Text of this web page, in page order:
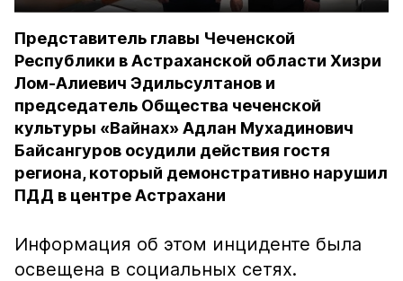
Представитель главы Чеченской
Республики в Астраханской области Хизри
Лом-Алиевич Эдильсултанов и
председатель Общества чеченской
культуры «Вайнах» Адлан Мухадинович
Байсангуров осудили действия гостя
региона, который демонстративно нарушил
ПДД в центре Астрахани
Информация об этом инциденте была
освещена в социальных сетях.